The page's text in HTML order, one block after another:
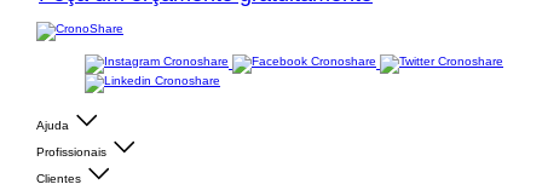
Ajuda
Profissionais
Clientes